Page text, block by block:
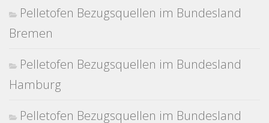
Pelletofen Bezugsquellen im Bundesland
Bremen
Pelletofen Bezugsquellen im Bundesland
Hamburg
Pelletofen Bezugsquellen im Bundesland